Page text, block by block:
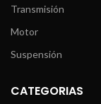
Transmisión
Motor
Suspensión
CATEGORIAS